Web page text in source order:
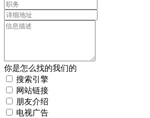
你是怎么找的我们的
搜索引擎
网站链接
朋友介绍
电视广告